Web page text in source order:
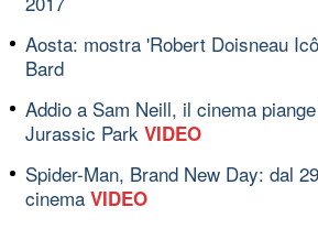
Aosta: mostra 'Robert Doisneau
Bard
Addio a Sam Neill, il cinema
Jurassic Park VIDEO
Spider-Man, Brand New Day: dal
cinema VIDEO